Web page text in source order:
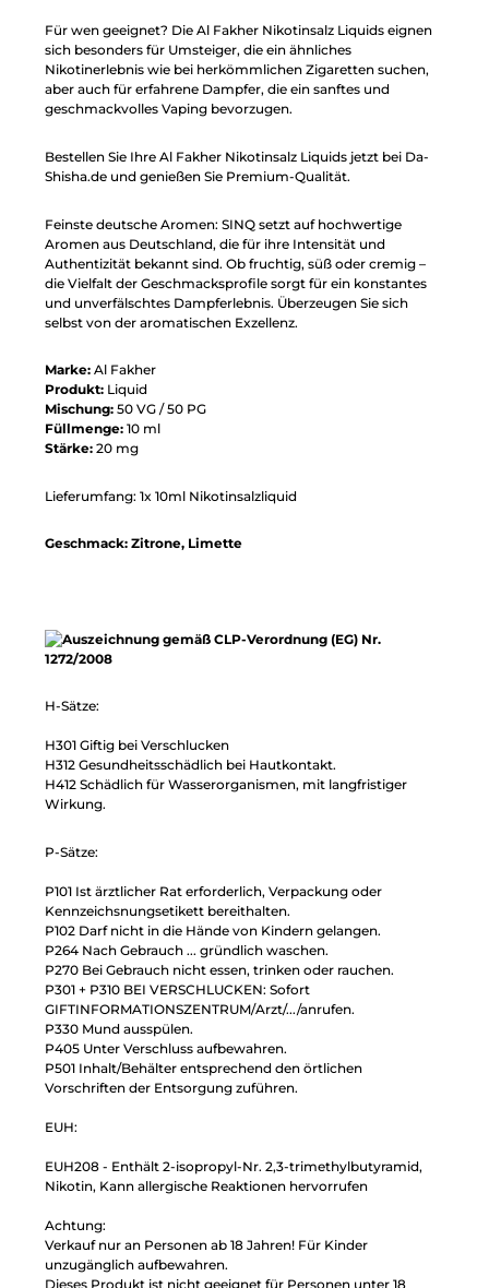
Für wen geeignet? Die Al Fakher Nikotinsalz Liquids eignen
sich besonders für Umsteiger, die ein ähnliches
Nikotinerlebnis wie bei herkömmlichen Zigaretten suchen,
aber auch für erfahrene Dampfer, die ein sanftes und
geschmackvolles Vaping bevorzugen.
Bestellen Sie Ihre Al Fakher Nikotinsalz Liquids jetzt bei Da-
Shisha.de und genießen Sie Premium-Qualität.
Feinste deutsche Aromen: SINQ setzt auf hochwertige
Aromen aus Deutschland, die für ihre Intensität und
Authentizität bekannt sind. Ob fruchtig, süß oder cremig –
die Vielfalt der Geschmacksprofile sorgt für ein konstantes
und unverfälschtes Dampferlebnis. Überzeugen Sie sich
selbst von der aromatischen Exzellenz.
Marke: Al Fakher
Produkt: Liquid
Mischung: 50 VG / 50 PG
Füllmenge: 10 ml
Stärke: 20 mg
Lieferumfang: 1x 10ml Nikotinsalzliquid
Geschmack: Zitrone, Limette
H-Sätze:
H301 Giftig bei Verschlucken
H312 Gesundheitsschädlich bei Hautkontakt.
H412 Schädlich für Wasserorganismen, mit langfristiger
Wirkung.
P-Sätze:
P101 Ist ärztlicher Rat erforderlich, Verpackung oder
Kennzeichsnungsetikett bereithalten.
P102 Darf nicht in die Hände von Kindern gelangen.
P264 Nach Gebrauch ... gründlich waschen.
P270 Bei Gebrauch nicht essen, trinken oder rauchen.
P301 + P310 BEI VERSCHLUCKEN: Sofort
GIFTINFORMATIONSZENTRUM/Arzt/.../anrufen.
P330 Mund ausspülen.
P405 Unter Verschluss aufbewahren.
P501 Inhalt/Behälter entsprechend den örtlichen
Vorschriften der Entsorgung zuführen.
EUH:
EUH208 - Enthält 2-isopropyl-Nr. 2,3-trimethylbutyramid,
Nikotin, Kann allergische Reaktionen hervorrufen
Achtung:
Verkauf nur an Personen ab 18 Jahren! Für Kinder
unzugänglich aufbewahren.
Dieses Produkt ist nicht geeignet für Personen unter 18